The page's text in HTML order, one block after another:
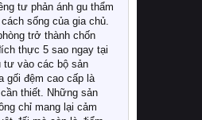
tư phản ánh gu thẩm
sống của gia chủ.
trở thành chốn
thực 5 sao ngay tại
tư vào các bộ sản
gối đệm cao cấp là
thiết. Những sản
chỉ mang lại cảm